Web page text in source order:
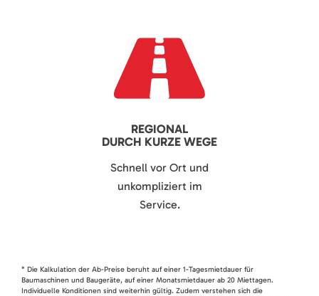
REGIONAL
DURCH KURZE WEGE
Schnell vor Ort und
unkompliziert im
Service.
* Die Kalkulation der Ab-Preise beruht auf einer 1-Tagesmietdauer für
Baumaschinen und Baugeräte, auf einer Monatsmietdauer ab 20 Miettagen.
Individuelle Konditionen sind weiterhin gültig. Zudem verstehen sich die